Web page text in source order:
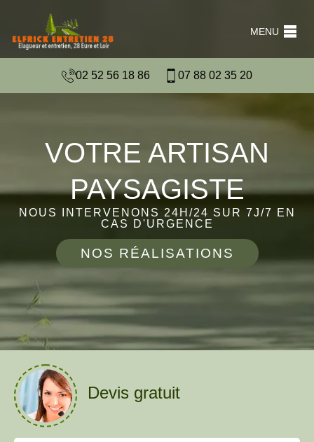
MENU
02 52 56 18 86 07 88 02 35 20
VOTRE ARTISAN
PAYSAGISTE
NOUS INTERVENONS 24H/24 SUR 7J/7 EN
CAS D'URGENCE
NOS RÉALISATIONS
Devis gratuit